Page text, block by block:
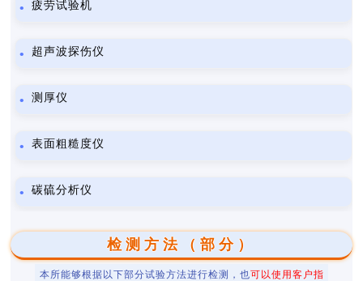
疲劳试验机
超声波探伤仪
测厚仪
表面粗糙度仪
碳硫分析仪
检测方法（部分）
本所能够根据以下部分试验方法进行检测，也可以使用客户指